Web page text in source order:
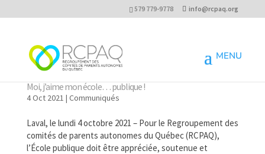
579 779-9778 info@rcpaq.org
Moi, j’aime mon école… publique !
4 Oct 2021 | Communiqués
Laval, le lundi 4 octobre 2021 – Pour le Regroupement des
comités de parents autonomes du Québec (RCPAQ),
l’École publique doit être appréciée, soutenue et